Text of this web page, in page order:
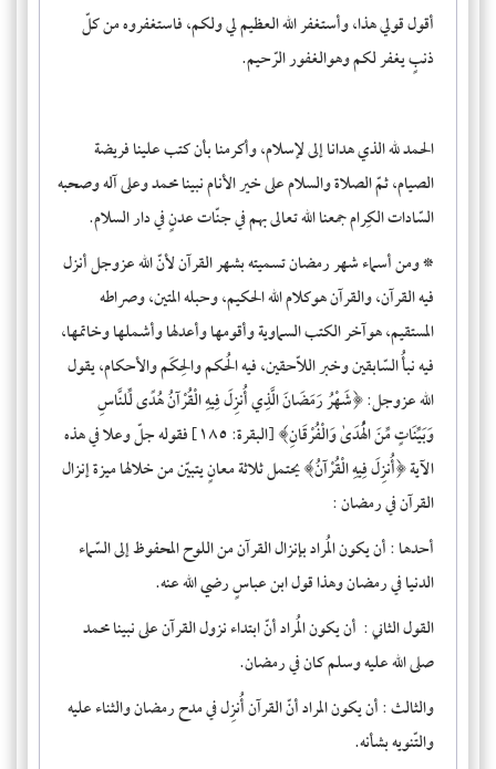
أقول قولي هذا، وأستغفر الله العظيم لي ولكم، فاستغفروه من كلّ
ذنبٍ يغفر لكم وهوالغفور الرّحيم.
الحمد لله الذي هدانا إلى لإسلام، وأكرمنا بأن كتب علينا فريضة
الصيام، ثمّ الصلاة والسلام على خير الأنام نبينا محمد وعلى آله وصحبه
السّادات الكِرام جمعنا الله تعالى بهم في جنّات عدنٍ في دار السلام.
* ومن أسماء شهر رمضان تسميتهبشهر القرآنلأنّ الله عزوجل أنزل
فيه القرآن، والقرآن هوكلام الله الحكيم، وحبله المتين، وصراطه
المستقيم، هوآخر الكتب السماوية وأقومها وأعدلها وأشملها وخاتمها،
فيه نبأُ السّابقين وخبر اللاّحقين، فيه الحُكم والحِكَم والأحكام، يقول
الله عزوجل: ﴿شَهْرُ رَمَضَانَ الَّذِي أُنزِلَ فِيهِ الْقُرْآنُ هُدًى لِّلنَّاسِ
وَبَيِّنَاتٍ مِّنَ الْهُدَىٰ وَالْفُرْقَانِ﴾ [البقرة: ١٨٥] فقوله جلّ وعلا في هذه
الآية ﴿أُنزِلَ فِيهِ الْقُرْآنُ﴾ يحتمل ثلاثة معانٍ يتبيّن من خلالها ميزة إنزال
القرآن في رمضان :
أحدها :أن يكون المُراد بإنزال القرآن من اللوح المحفوظ إلى السّماء
الدنيا في رمضان وهذا قول ابن عباسٍ رضي الله عنه.
القول الثاني : أن يكون المُراد أنّ ابتداء نزول القرآن على نبينا محمد
صلى الله عليه وسلم كان في رمضان.
والثالث :أن يكون المراد أنّ القرآن أُنزِل في مدح رمضان والثناء عليه
والتّنويه بشأنه.